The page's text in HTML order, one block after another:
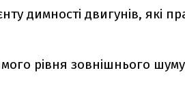
димності двигунів, які
рівня зовнішнього шуму